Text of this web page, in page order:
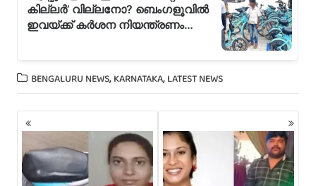
BENGALURU NEWS, KARNATAKA, LATEST NEWS
P
o
t
s